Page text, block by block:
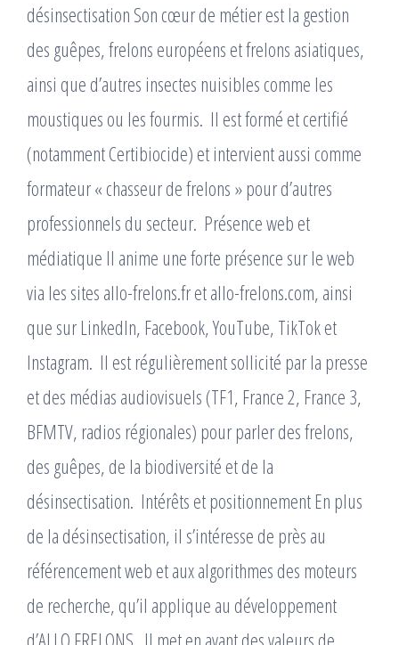
désinsectisation Son cœur de métier est la gestion
des guêpes, frelons européens et frelons asiatiques,
ainsi que d’autres insectes nuisibles comme les
moustiques ou les fourmis. ​ Il est formé et certifié
(notamment Certibiocide) et intervient aussi comme
formateur « chasseur de frelons » pour d’autres
professionnels du secteur. ​ Présence web et
médiatique Il anime une forte présence sur le web
via les sites allo-frelons.fr et allo-frelons.com, ainsi
que sur LinkedIn, Facebook, YouTube, TikTok et
Instagram. ​ Il est régulièrement sollicité par la presse
et des médias audiovisuels (TF1, France 2, France 3,
BFMTV, radios régionales) pour parler des frelons,
des guêpes, de la biodiversité et de la
désinsectisation. ​ Intérêts et positionnement En plus
de la désinsectisation, il s’intéresse de près au
référencement web et aux algorithmes des moteurs
de recherche, qu’il applique au développement
d’ALLO FRELONS. ​ Il met en avant des valeurs de